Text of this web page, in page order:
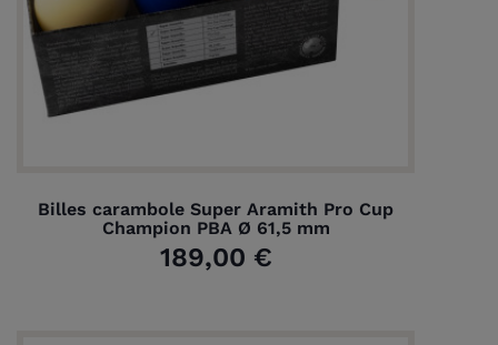
Billes carambole Super Aramith Pro Cup
Champion PBA Ø 61,5 mm
189,00 €